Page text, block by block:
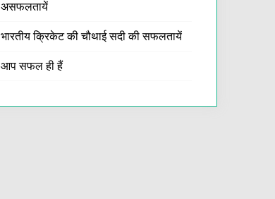
असफलतायें
भारतीय क्रिकेट की चौथाई सदी की सफलतायें
आप सफल ही हैं